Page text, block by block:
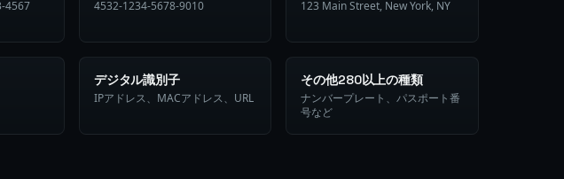
4567 4532-1234-5678-9010 123 Main Street, New York, NY
デジタル識別子
IPアドレス、MACアドレス、URL
その他280以上の種類
ナンバープレート、パスポート番
号など